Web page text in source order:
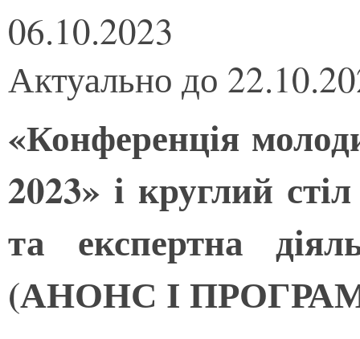
06.10.2023
Актуально до
«Конференція
2023» і круглий
та експертна
(АНОНС І